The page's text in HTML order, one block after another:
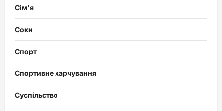
Сім'я
Соки
Спорт
Спортивне харчування
Суспільство